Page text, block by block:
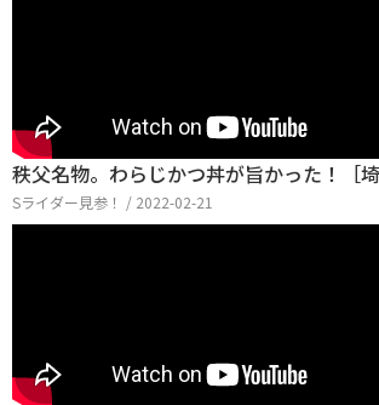
秩父名物。わらじかつ丼が旨かった！［埼
Sライダー見参！ / 2022-02-21